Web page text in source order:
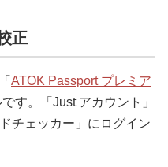
正
ATOK Passport プレミア
す。「Just アカウント」
チェッカー」にログイン